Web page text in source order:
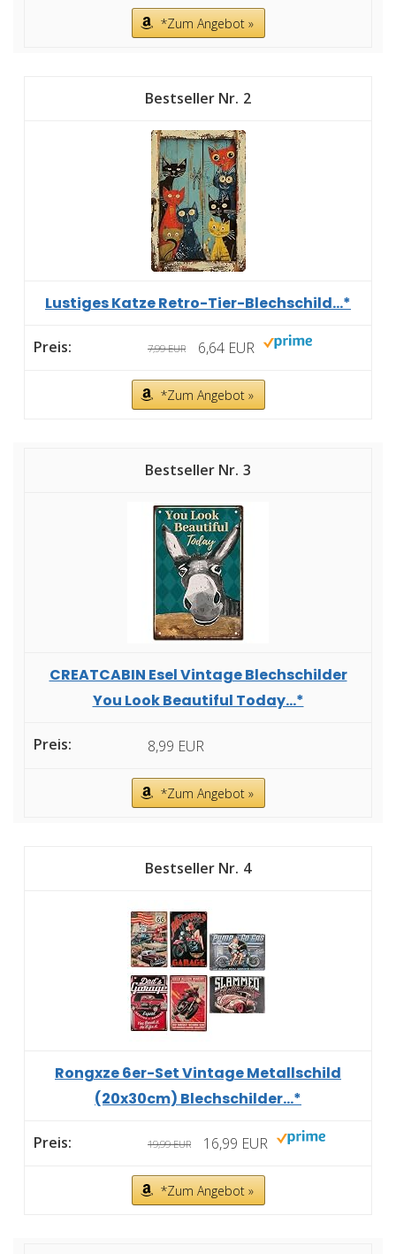
*Zum Angebot »
2
Lustiges Katze Retro-Tier-Blechschild...*
7,99 EUR 6,64 EUR
*Zum Angebot »
3
CREATCABIN Esel Vintage Blechschilder
You Look Beautiful Today...*
8,99 EUR
*Zum Angebot »
4
Rongxze 6er-Set Vintage Metallschild
(20x30cm) Blechschilder...*
19,99 EUR 16,99 EUR
*Zum Angebot »